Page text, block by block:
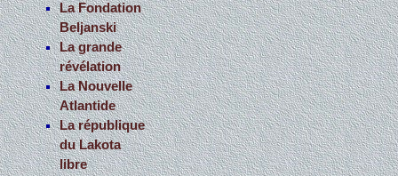
La Fondation
Beljanski
La grande
révélation
La Nouvelle
Atlantide
La république
du Lakota
libre